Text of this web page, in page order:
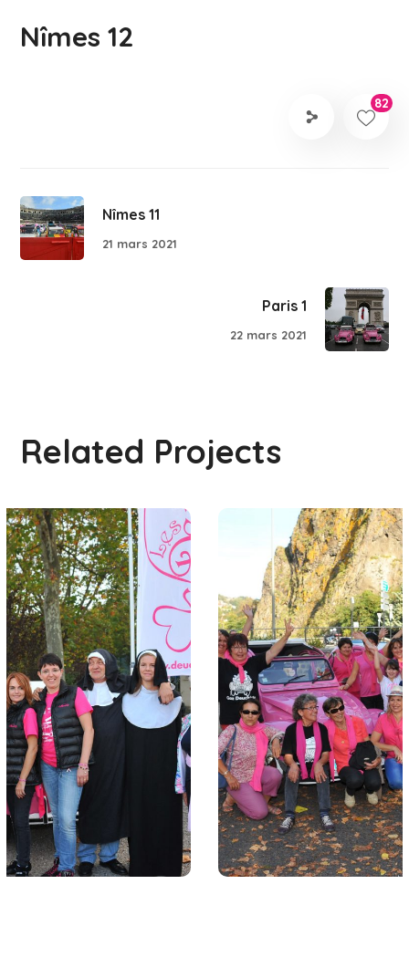
Nîmes 12
82
Nîmes 11
21 mars 2021
Paris 1
22 mars 2021
Related Projects
Puy en Velay 2
##05 Le puy en velay #2014